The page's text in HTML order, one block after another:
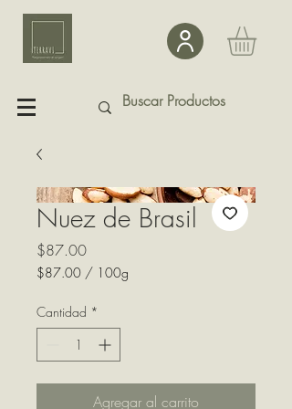
Nuez de Brasil
$87.00Precio
$87.00 / 100g
por
100
Gramos
Cantidad *
Agregar al carrito